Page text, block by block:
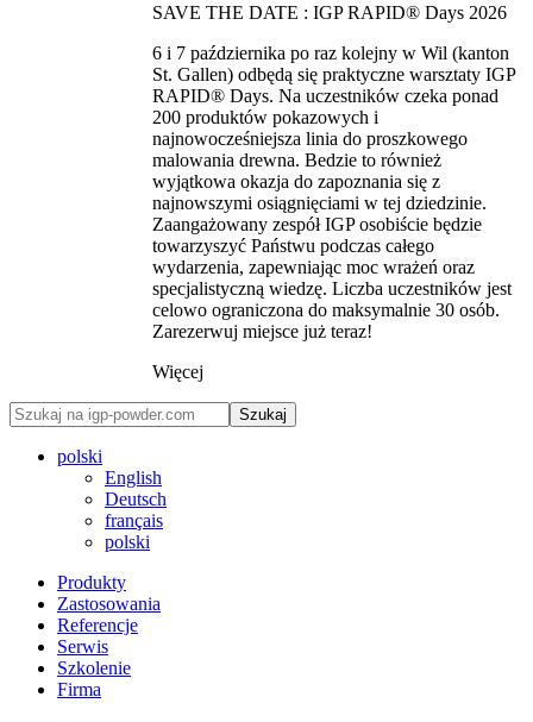
SAVE THE DATE : IGP RAPID® Days 2026
6 i 7 października po raz kolejny w Wil (kanton
St. Gallen) odbędą się praktyczne warsztaty IGP
RAPID® Days. Na uczestników czeka ponad
200 produktów pokazowych i
najnowocześniejsza linia do proszkowego
malowania drewna. Bedzie to również
wyjątkowa okazja do zapoznania się z
najnowszymi osiągnięciami w tej dziedzinie.
Zaangażowany zespół IGP osobiście będzie
towarzyszyć Państwu podczas całego
wydarzenia, zapewniając moc wrażeń oraz
specjalistyczną wiedzę. Liczba uczestników jest
celowo ograniczona do maksymalnie 30 osób.
Zarezerwuj miejsce już teraz!
Więcej
Szukaj
polski
English
Deutsch
français
polski
Produkty
Zastosowania
Referencje
Serwis
Szkolenie
Firma